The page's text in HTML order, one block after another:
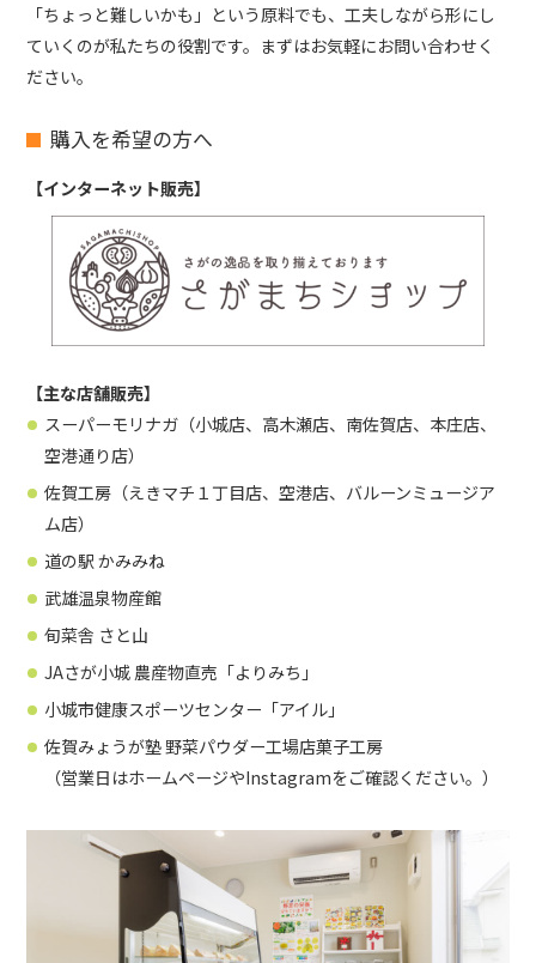
「ちょっと難しいかも」という原料でも、工夫しながら形にし
ていくのが私たちの役割です。まずはお気軽にお問い合わせく
ださい。
購入を希望の方へ
【インターネット販売】
【主な店舗販売】
スーパーモリナガ（小城店、高木瀬店、南佐賀店、本庄店、
空港通り店）
佐賀工房（えきマチ１丁目店、空港店、バルーンミュージア
ム店）
道の駅 かみみね
武雄温泉物産館
旬菜舎 さと山
JAさが小城 農産物直売「よりみち」
小城市健康スポーツセンター「アイル」
佐賀みょうが塾 野菜パウダー工場店菓子工房
（営業日はホームページやInstagramをご確認ください。）